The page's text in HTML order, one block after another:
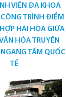
VIỆN ĐA KHOA
TRÌNH ĐIỂM
HÀI HÒA GIỮA
HÓA TRUYỀN
TẦM QUỐC
TẾ